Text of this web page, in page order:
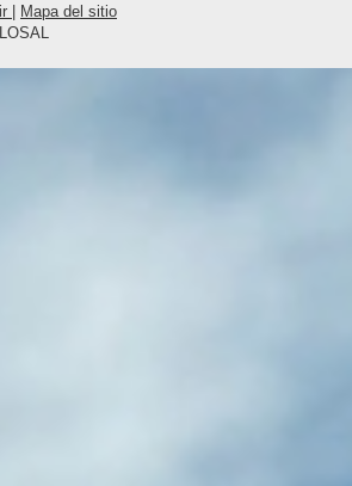
| Mapa del sitio